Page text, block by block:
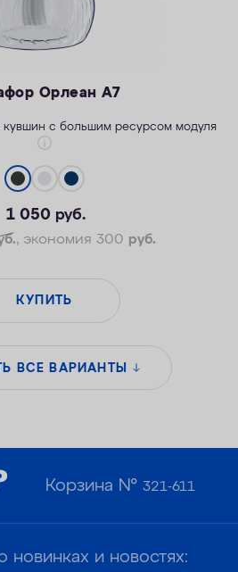
Орлеан А7
с большим ресурсом модуля
1 050 руб.
, экономия 300 руб.
КУПИТЬ
ВСЕ ВАРИАНТЫ
Корзина №321-611
новинках и новостях: